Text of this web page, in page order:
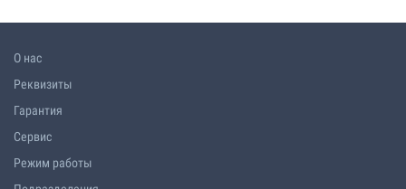
О нас
Реквизиты
Гарантия
Сервис
Режим работы